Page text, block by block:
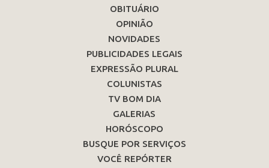
OBITUÁRIO
OPINIÃO
NOVIDADES
PUBLICIDADES LEGAIS
EXPRESSÃO PLURAL
COLUNISTAS
TV BOM DIA
GALERIAS
HORÓSCOPO
BUSQUE POR SERVIÇOS
VOCÊ REPÓRTER